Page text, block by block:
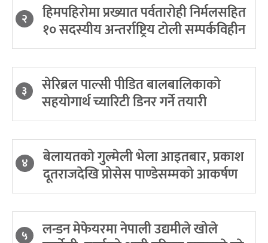
२ हिमपहिरोमा प्रख्यात पर्वतारोही निर्मलसहित
१० सदस्यीय अन्तर्राष्ट्रिय टोली सम्पर्कविहीन
३ सेरिब्रल पाल्सी पीडित बालबालिकाको
सहयोगार्थ च्यारिटी डिनर गर्ने तयारी
४ बेलायतको गुल्मेली भेला आइतबार, प्रकाश
दूतराजदेखि प्रोसेस पाण्डेसम्मको आकर्षण
५ लन्डन मेफेयरमा नेपाली उद्यमीले खोले